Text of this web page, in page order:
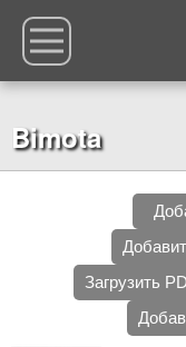
Bimota
Загрузить